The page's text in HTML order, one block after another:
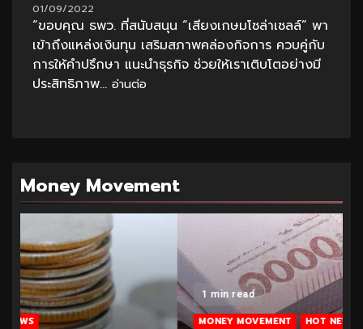
01/09/2022
“ขอบคุณ ธพว. ที่สนับสนุน “เสียงเกษมโซล่าเซลล์” พา
เข้าถึงแหล่งเงินทุน เสริมสภาพคล่องกิจการ ควบคู่กับ
การให้คำปรึกษา แนะนำธุรกิจ ช่วยให้เราเติบโตอย่างมี
ประสิทธิภาพ... อ่านต่อ
Money Movement
1 min read
MONEY MOVEMENT HOT NEWS